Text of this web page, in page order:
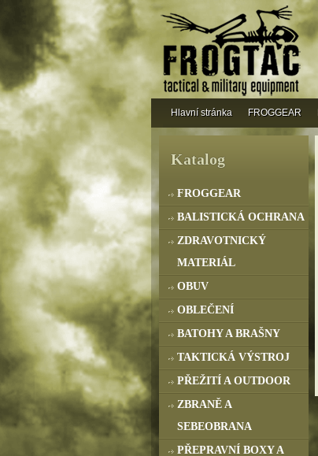
Katalog
FROGGEAR
BALISTICKÁ OCHRANA
ZDRAVOTNICKÝ
MATERIÁL
OBUV
OBLEČENÍ
BATOHY A BRAŠNY
TAKTICKÁ VÝSTROJ
PŘEŽITÍ A OUTDOOR
ZBRANĚ A
SEBEOBRANA
PŘEPRAVNÍ BOXY A
Hlavní stránka FROGGEAR